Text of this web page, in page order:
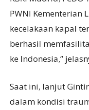
PWNI Kementerian
kecelakaan kapal
berhasil
ke Indonesia,”
Saat ini, lanjut
dalam kondisi